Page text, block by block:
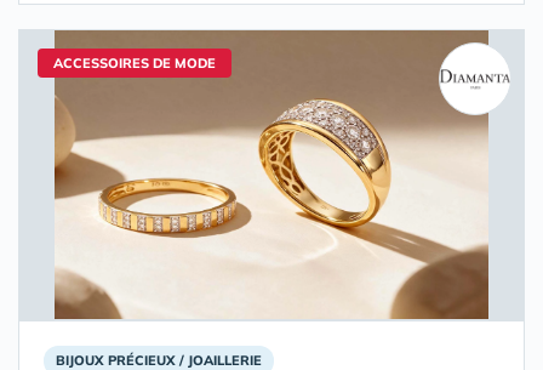
ACCESSOIRES DE MODE
BIJOUX PRÉCIEUX / JOAILLERIE